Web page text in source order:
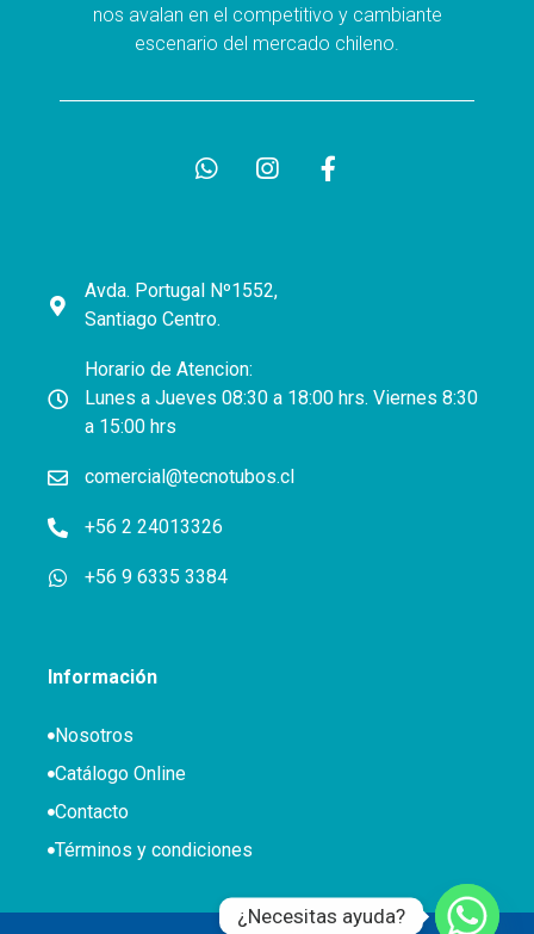
nos avalan en el competitivo y cambiante
escenario del mercado chileno.
Avda. Portugal Nº1552,
Santiago Centro.
Horario de Atencion:
Lunes a Jueves 08:30 a 18:00 hrs. Viernes 8:30
a 15:00 hrs
comercial@tecnotubos.cl
+56 2 24013326
+56 9 6335 3384
Información
Nosotros
Catálogo Online
Contacto
Términos y condiciones
¿Necesitas ayuda?